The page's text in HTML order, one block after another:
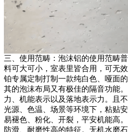
三、使用范畴：泡沫铝的使用范畴
料可大可小，室表里皆合用，可无
铂专属定制打制一款纯白色、哑面
其的泡沫布局又有极佳的隔音功能
力、机能表示以及落地表示力。且
光源、色温、场景等环境下，粘贴
易褪色、粉化、开裂，平安机能高
防滑、耐磨性高的特征。无机水磨